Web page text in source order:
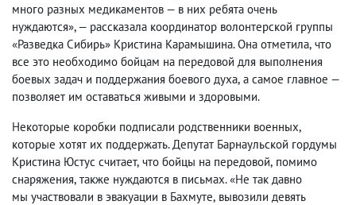
много разных медикаментов — в них ребята очень
нуждаются», — рассказала координатор волонтерской группы
«Разведка Сибирь» Кристина Карамышина. Она отметила, что
все это необходимо бойцам на передовой для выполнения
боевых задач и поддержания боевого духа, а самое главное —
позволяет им оставаться живыми и здоровыми.
Некоторые коробки подписали родственники военных,
которые хотят их поддержать. Депутат Барнаульской гордумы
Кристина Юстус считает, что бойцы на передовой, помимо
снаряжения, также нуждаются в письмах. «Не так давно
мы участвовали в эвакуации в Бахмуте, вывозили девять